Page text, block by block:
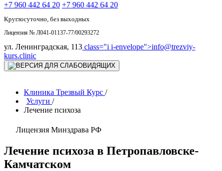
+7 960 442 64 20 +7 960 442 64 20
Круглосуточно, без выходных
Лицензия № Л041-01137-77/00293272
ул. Ленинградская, 113 class="i i-envelope">info@trezviy-
kurs.clinic
Клиника Трезвый Курс /
Услуги /
Лечение психоза
Лицензия Минздрава РФ
Лечение психоза в Петропавловске-
Камчатском